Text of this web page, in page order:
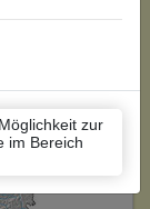
zur
im Bereich